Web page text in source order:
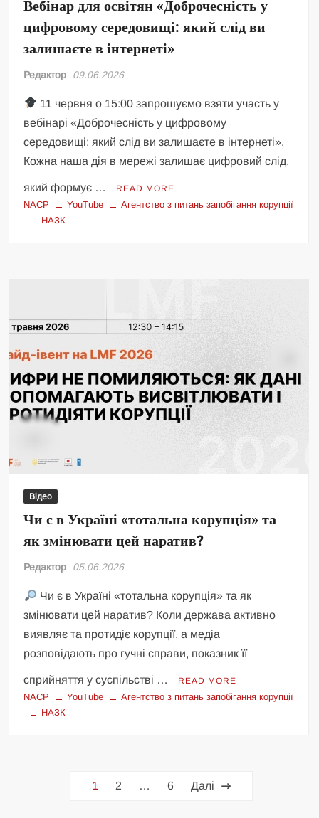
Вебінар для освітян «Доброчесність у
цифровому середовищі: який слід ви
залишаєте в інтернеті»
Редактор 09.06.2026
11 червня о 15:00 запрошуємо взяти участь у
вебінарі «Доброчесність у цифровому
середовищі: який слід ви залишаєте в інтернеті».
Кожна наша дія в мережі залишає цифровий слід,
який формує … READ MORE
NACP YouTube
Агентство з питань запобігання корупції
НАЗК
Відео
Чи є в Україні «тотальна корупція» та
як змінювати цей наратив?
Редактор 05.06.2026
Чи є в Україні «тотальна корупція» та як
змінювати цей наратив? Коли держава активно
виявляє та протидіє корупції, а медіа
розповідають про гучні справи, показник її
сприйняття у суспільстві … READ MORE
NACP YouTube
Агентство з питань запобігання корупції
НАЗК
1 2 … 6 Далі